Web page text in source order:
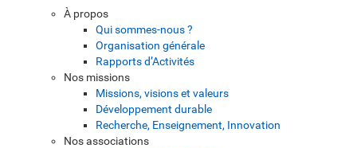
À propos
Qui sommes-nous ?
Organisation générale
Rapports d’Activités
Nos missions
Missions, visions et valeurs
Développement durable
Recherche, Enseignement, Innovation
Nos associations